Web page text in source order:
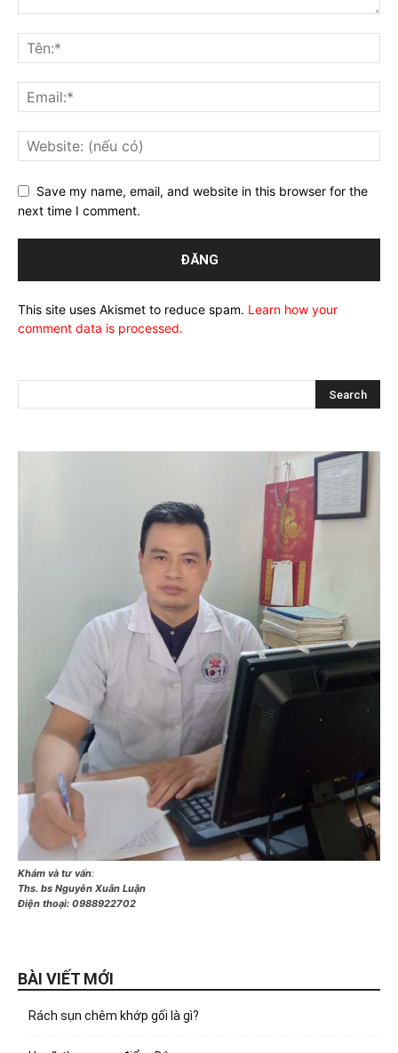
Save my name, email, and website in this browser for the
next time I comment.
This site uses Akismet to reduce spam. Learn how your
comment data is processed.
Khám và tư vấn:
Ths. bs Nguyễn Xuân Luận
Điện thoại: 0988922702
BÀI VIẾT MỚI
Rách sụn chêm khớp gối là gì?